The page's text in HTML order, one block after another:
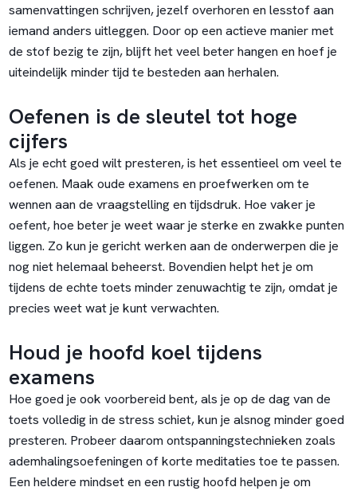
samenvattingen schrijven, jezelf overhoren en lesstof aan
iemand anders uitleggen. Door op een actieve manier met
de stof bezig te zijn, blijft het veel beter hangen en hoef je
uiteindelijk minder tijd te besteden aan herhalen.
Oefenen is de sleutel tot hoge
cijfers
Als je echt goed wilt presteren, is het essentieel om veel te
oefenen. Maak oude examens en proefwerken om te
wennen aan de vraagstelling en tijdsdruk. Hoe vaker je
oefent, hoe beter je weet waar je sterke en zwakke punten
liggen. Zo kun je gericht werken aan de onderwerpen die je
nog niet helemaal beheerst. Bovendien helpt het je om
tijdens de echte toets minder zenuwachtig te zijn, omdat je
precies weet wat je kunt verwachten.
Houd je hoofd koel tijdens
examens
Hoe goed je ook voorbereid bent, als je op de dag van de
toets volledig in de stress schiet, kun je alsnog minder goed
presteren. Probeer daarom ontspanningstechnieken zoals
ademhalingsoefeningen of korte meditaties toe te passen.
Een heldere mindset en een rustig hoofd helpen je om